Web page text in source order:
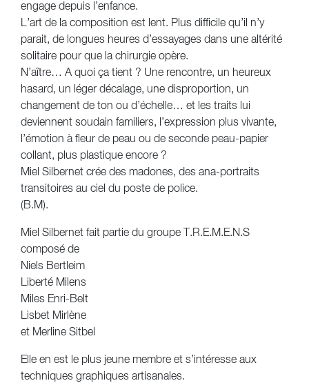
engage depuis l’enfance.
L’art de la composition est lent. Plus difficile qu’il n’y
parait, de longues heures d’essayages dans une altérité
solitaire pour que la chirurgie opère.
N’aître… A quoi ça tient ? Une rencontre, un heureux
hasard, un léger décalage, une disproportion, un
changement de ton ou d’échelle… et les traits lui
deviennent soudain familiers, l’expression plus vivante,
l’émotion à fleur de peau ou de seconde peau-papier
collant, plus plastique encore ?
Miel Silbernet crée des madones, des ana-portraits
transitoires au ciel du poste de police.
(B.M).
Miel Silbernet fait partie du groupe T.R.E.M.E.N.S
composé de
Niels Bertleim
Liberté Milens
Miles Enri-Belt
Lisbet Mirlène
et Merline Sitbel
Elle en est le plus jeune membre et s’intéresse aux
techniques graphiques artisanales.